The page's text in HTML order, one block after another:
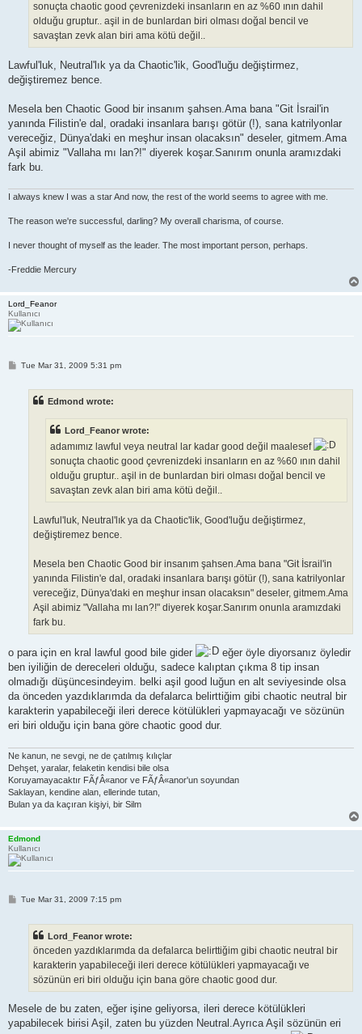
sonuçta chaotic good çevrenizdeki insanların en az %60 ının dahil
olduğu gruptur.. aşil in de bunlardan biri olması doğal bencil ve
savaştan zevk alan biri ama kötü değil..
Lawful'luk, Neutral'lık ya da Chaotic'lik, Good'luğu değiştirmez,
değiştiremez bence.
Mesela ben Chaotic Good bir insanım şahsen.Ama bana "Git İsrail'in
yanında Filistin'e dal, oradaki insanlara barışı götür (!), sana katrilyonlar
vereceğiz, Dünya'daki en meşhur insan olacaksın" deseler, gitmem.Ama
Aşil abimiz "Vallaha mı lan?!" diyerek koşar.Sanırım onunla aramızdaki
fark bu.
I always knew I was a star And now, the rest of the world seems to agree with me.
The reason we're successful, darling? My overall charisma, of course.
I never thought of myself as the leader. The most important person, perhaps.
-Freddie Mercury
Lord_Feanor
Kullanıcı
PTue Mar 31, 2009 5:31 pm
Edmond wrote:
Lord_Feanor wrote:
adamımız lawful veya neutral lar kadar good değil maalesef
sonuçta chaotic good çevrenizdeki insanların en az %60 ının dahil
olduğu gruptur.. aşil in de bunlardan biri olması doğal bencil ve
savaştan zevk alan biri ama kötü değil..
Lawful'luk, Neutral'lık ya da Chaotic'lik, Good'luğu değiştirmez,
değiştiremez bence.
Mesela ben Chaotic Good bir insanım şahsen.Ama bana "Git İsrail'in
yanında Filistin'e dal, oradaki insanlara barışı götür (!), sana katrilyonlar
vereceğiz, Dünya'daki en meşhur insan olacaksın" deseler, gitmem.Ama
Aşil abimiz "Vallaha mı lan?!" diyerek koşar.Sanırım onunla aramızdaki
fark bu.
o para için en kral lawful good bile gider
eğer öyle diyorsanız öyledir
ben iyiliğin de dereceleri olduğu, sadece kalıptan çıkma 8 tip insan
olmadığı düşüncesindeyim. belki aşil good luğun en alt seviyesinde olsa
da önceden yazdıklarımda da defalarca belirttiğim gibi chaotic neutral bir
karakterin yapabileceği ileri derece kötülükleri yapmayacağı ve sözünün
eri biri olduğu için bana göre chaotic good dur.
Ne kanun, ne sevgi, ne de çatılmış kılıçlar
Dehşet, yaralar, felaketin kendisi bile olsa
Koruyamayacaktır FÃƒÂ«anor ve FÃƒÂ«anor'un soyundan
Saklayan, kendine alan, ellerinde tutan,
Bulan ya da kaçıran kişiyi, bir Silm
Edmond
Kullanıcı
PTue Mar 31, 2009 7:15 pm
Lord_Feanor wrote:
önceden yazdıklarımda da defalarca belirttiğim gibi chaotic neutral bir
karakterin yapabileceği ileri derece kötülükleri yapmayacağı ve
sözünün eri biri olduğu için bana göre chaotic good dur.
Mesele de bu zaten, eğer işine geliyorsa, ileri derece kötülükleri
yapabilecek birisi Aşil, zaten bu yüzden Neutral.Ayrıca Aşil sözünün eri